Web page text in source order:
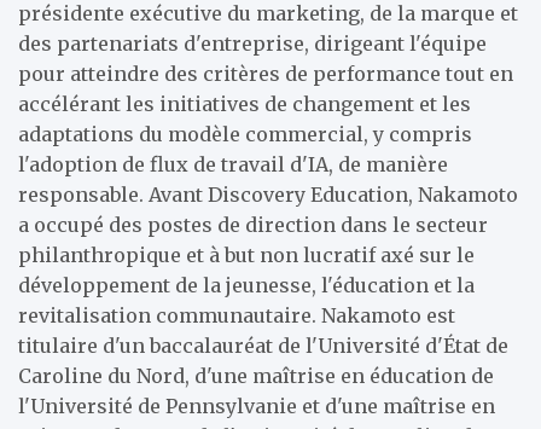
présidente exécutive du marketing, de la marque et
des partenariats d'entreprise, dirigeant l'équipe
pour atteindre des critères de performance tout en
accélérant les initiatives de changement et les
adaptations du modèle commercial, y compris
l'adoption de flux de travail d'IA, de manière
responsable. Avant Discovery Education, Nakamoto
a occupé des postes de direction dans le secteur
philanthropique et à but non lucratif axé sur le
développement de la jeunesse, l'éducation et la
revitalisation communautaire. Nakamoto est
titulaire d'un baccalauréat de l'Université d'État de
Caroline du Nord, d'une maîtrise en éducation de
l'Université de Pennsylvanie et d'une maîtrise en